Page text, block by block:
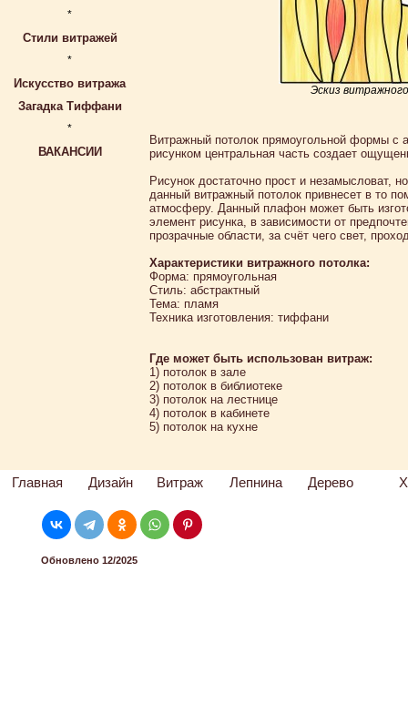
*
Стили витражей
*
Искусство витража
Загадка Тиффани
*
ВАКАНСИИ
Эскиз
Витражный потолок прямоугольной формы с
рисунком центральная часть создает
Рисунок достаточно прост и незамысловат,
данный витражный потолок привнесет в то
атмосферу. Данный плафон может быть
элемент рисунка, в зависимости от
прозрачные области, за счёт чего свет,
Характеристики витражного потолка:
Форма: прямоугольная
Стиль: абстрактный
Тема: пламя
Техника изготовления: тиффани
Где может быть использован витраж:
1) потолок в зале
2) потолок в библиотеке
3) потолок на лестнице
4) потолок в кабинете
5) потолок на кухне
Главная Дизайн Витраж Лепнина Дерево
Обновлено 12/2025